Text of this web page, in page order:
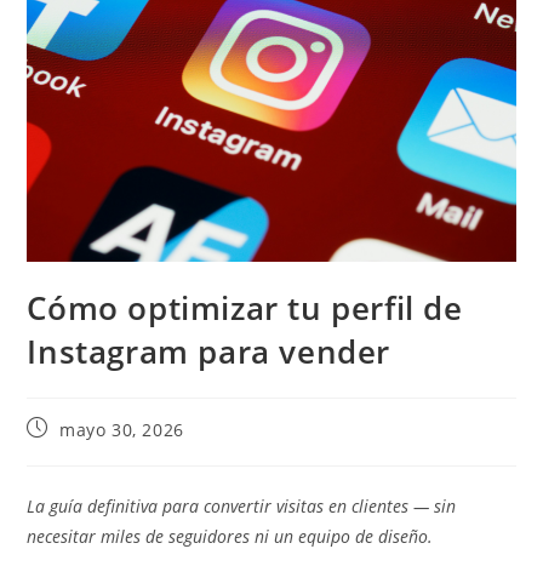
Cómo optimizar tu perfil de
Instagram para vender
mayo 30, 2026
La guía definitiva para convertir visitas en clientes — sin
necesitar miles de seguidores ni un equipo de diseño.